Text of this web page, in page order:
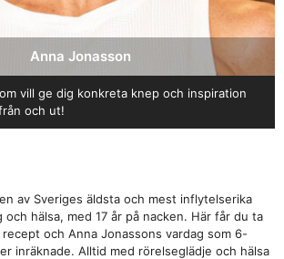
Anna Jonasson
vill ge dig konkreta knep och inspiration
och ut!
av Sveriges äldsta och mest inflytelserika
och hälsa, med 17 år på nacken. Här får du ta
och Anna Jonassons vardag som 6-
inräknade. Alltid med rörelseglädje och hälsa